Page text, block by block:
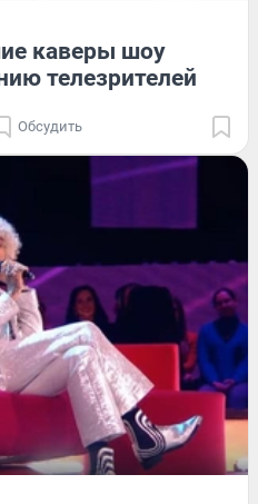
каверы шоу
телезрителей
Обсудить